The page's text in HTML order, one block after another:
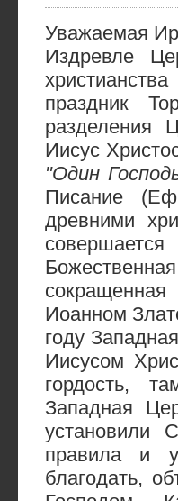
Уважаемая
Издревле
праздник
разделения
Иисус
"Один
Писание
древними
Иоанном
году
Иисусом
гордость,
Западная
установили
правила и
благодать,